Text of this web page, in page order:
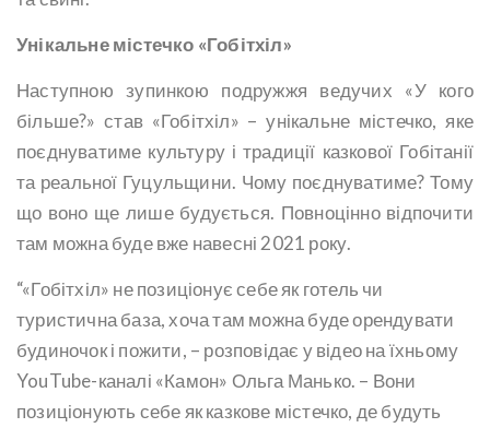
Унікальне містечко «Гобітхіл»
Наступною зупинкою подружжя ведучих «У кого
більше?» став «Гобітхіл» – унікальне містечко, яке
поєднуватиме культуру і традиції казкової Гобітанії
та реальної Гуцульщини. Чому поєднуватиме? Тому
що воно ще лише будується. Повноцінно відпочити
там можна буде вже навесні 2021 року.
“«Гобітхіл» не позиціонує себе як готель чи
туристична база, хоча там можна буде орендувати
будиночок і пожити, – розповідає у відео на їхньому
YouTube-каналі «Камон» Ольга Манько. – Вони
позиціонують себе як казкове містечко, де будуть